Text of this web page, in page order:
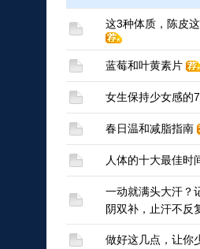
这3种体质，陈皮
蓝莓和叶黄素片
女生保持少女感的
春日温和减脂指南
人体的十大最佳时
一动就满头大汗？
阴双补，止汗不反
做好这几点，让你